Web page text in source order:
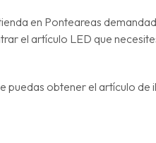
en Ponteareas
el artículo LED que
puedas obtener el artículo de